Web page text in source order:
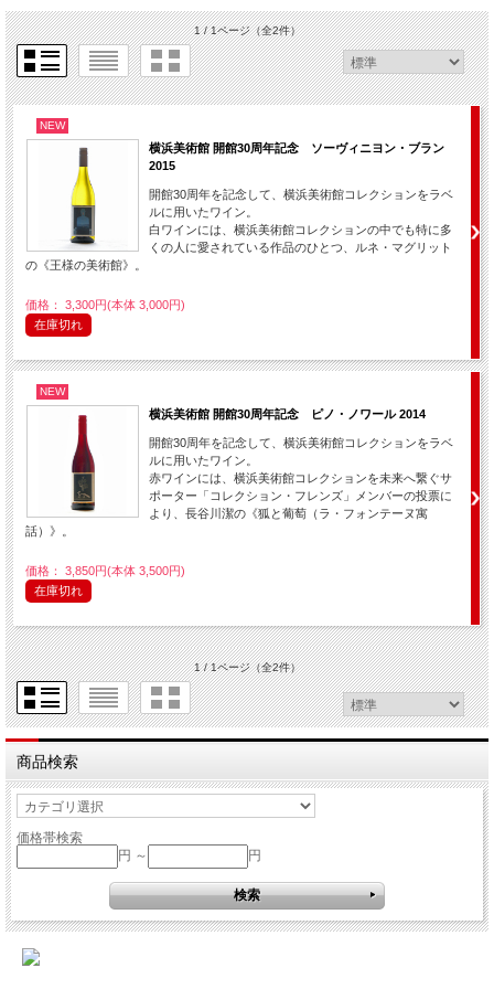
1 / 1ページ（全2件）
NEW
横浜美術館 開館30周年記念 ソーヴィニヨン・ブラン
2015
開館30周年を記念して、横浜美術館コレクションをラベ
ルに用いたワイン。
白ワインには、横浜美術館コレクションの中でも特に多
くの人に愛されている作品のひとつ、ルネ・マグリット
の《王様の美術館》。
価格： 3,300円(本体 3,000円)
在庫切れ
NEW
横浜美術館 開館30周年記念 ピノ・ノワール 2014
開館30周年を記念して、横浜美術館コレクションをラベ
ルに用いたワイン。
赤ワインには、横浜美術館コレクションを未来へ繋ぐサ
ポーター「コレクション・フレンズ」メンバーの投票に
より、長谷川潔の《狐と葡萄（ラ・フォンテーヌ寓
話）》。
価格： 3,850円(本体 3,500円)
在庫切れ
1 / 1ページ（全2件）
商品検索
価格帯検索
円 ～
円